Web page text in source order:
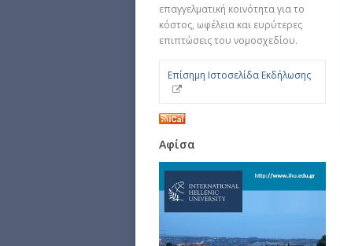
επαγγελματική κοινότητα για το
κόστος, ωφέλεια και ευρύτερες
επιπτώσεις του νομοσχεδίου.
Επίσημη Ιστοσελίδα Εκδήλωσης
Αφίσα